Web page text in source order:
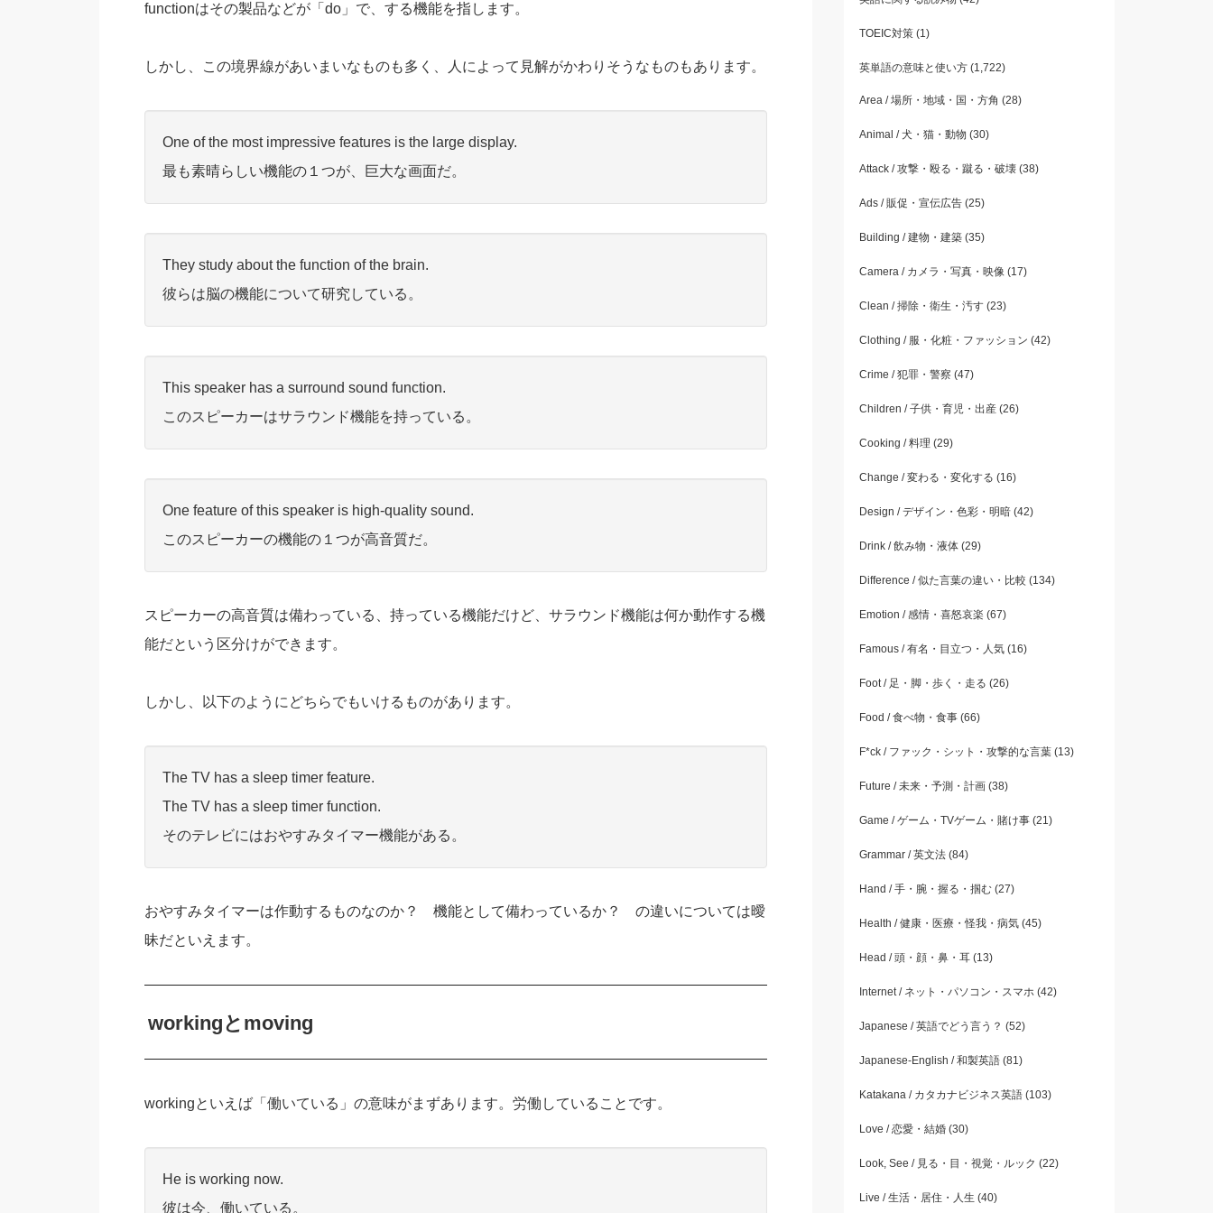
functionはその製品などが「do」で、する機能を指します。
しかし、この境界線があいまいなものも多く、人によって見解がかわりそうなものもあります。
One of the most impressive features is the large display.
最も素晴らしい機能の１つが、巨大な画面だ。
They study about the function of the brain.
彼らは脳の機能について研究している。
This speaker has a surround sound function.
このスピーカーはサラウンド機能を持っている。
One feature of this speaker is high-quality sound.
このスピーカーの機能の１つが高音質だ。
スピーカーの高音質は備わっている、持っている機能だけど、サラウンド機能は何か動作する機
能だという区分けができます。
しかし、以下のようにどちらでもいけるものがあります。
The TV has a sleep timer feature.
The TV has a sleep timer function.
そのテレビにはおやすみタイマー機能がある。
おやすみタイマーは作動するものなのか？ 機能として備わっているか？ の違いについては曖
昧だといえます。
workingとmoving
workingといえば「働いている」の意味がまずあります。労働していることです。
He is working now.
彼は今、働いている。
TOEIC対策(1)
英単語の意味と使い方(1,722)
Area / 場所・地域・国・方角 (28)
Animal / 犬・猫・動物 (30)
Attack / 攻撃・殴る・蹴る・破壊(38)
Ads / 販促・宣伝広告(25)
Building / 建物・建築(35)
Camera / カメラ・写真・映像(17)
Clean / 掃除・衛生・汚す(23)
Clothing / 服・化粧・ファッション (42)
Crime / 犯罪・警察 (47)
Children / 子供・育児・出産(26)
Cooking / 料理 (29)
Change / 変わる・変化する (16)
Design / デザイン・色彩・明暗(42)
Drink / 飲み物・液体(29)
Difference / 似た言葉の違い・比較 (134)
Emotion / 感情・喜怒哀楽 (67)
Famous / 有名・目立つ・人気(16)
Foot / 足・脚・歩く・走る (26)
Food / 食べ物・食事(66)
F*ck / ファック・シット・攻撃的な言葉(13)
Future / 未来・予測・計画(38)
Game / ゲーム・TVゲーム・賭け事(21)
Grammar / 英文法(84)
Hand / 手・腕・握る・掴む(27)
Health / 健康・医療・怪我・病気(45)
Head / 頭・顔・鼻・耳(13)
Internet / ネット・パソコン・スマホ(42)
Japanese / 英語でどう言う？ (52)
Japanese-English / 和製英語(81)
Katakana / カタカナビジネス英語(103)
Love / 恋愛・結婚(30)
Look, See / 見る・目・視覚・ルック (22)
Live / 生活・居住・人生 (40)